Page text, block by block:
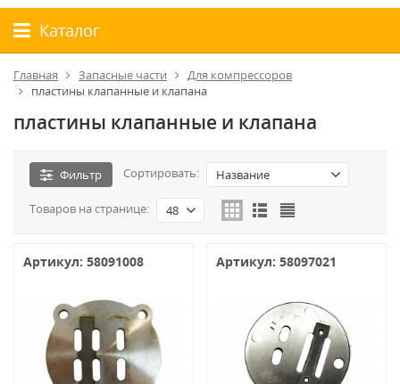
Каталог
Главная Запасные части
Для компрессоров
пластины клапанные и клапана
пластины клапанные и клапана
Фильтр Сортировать: Название
Товаров на странице: 48
Артикул: 58091008 Артикул: 58097021